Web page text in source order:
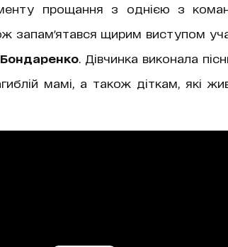
прощання з однією з
запам'ятався щирим виступом
. Дівчинка виконала
мамі, а також діткам, які